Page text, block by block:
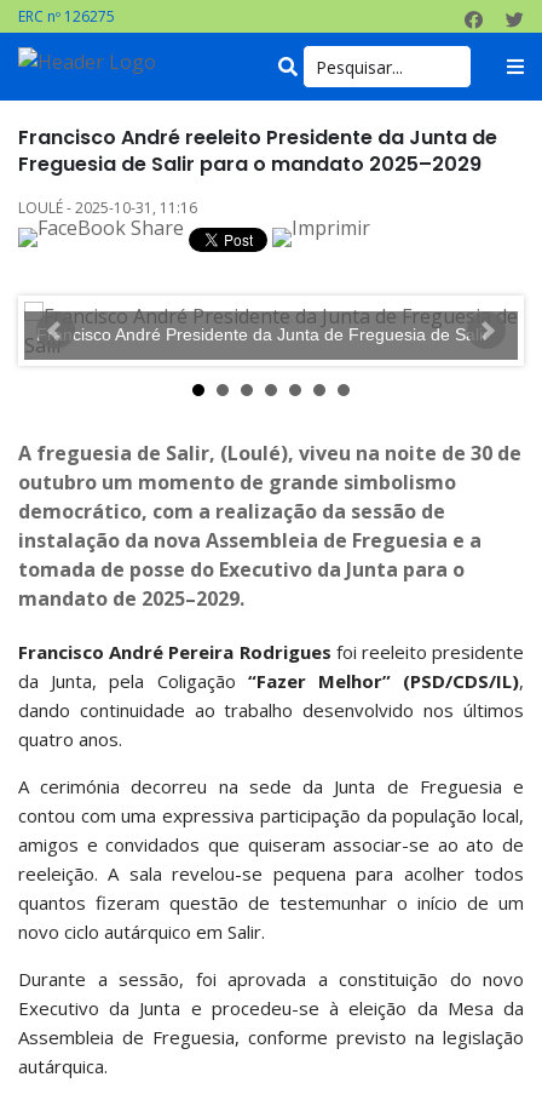
ERC nº 126275
Francisco André reeleito Presidente da Junta de
Freguesia de Salir para o mandato 2025–2029
LOULÉ - 2025-10-31, 11:16
Francisco André Presidente da Junta de Freguesia de Salir
A freguesia de Salir, (Loulé), viveu na noite de 30 de
outubro um momento de grande simbolismo
democrático, com a realização da sessão de
instalação da nova Assembleia de Freguesia e a
tomada de posse do Executivo da Junta para o
mandato de 2025–2029.
Francisco André Pereira Rodrigues foi reeleito presidente
da Junta, pela Coligação “Fazer Melhor” (PSD/CDS/IL),
dando continuidade ao trabalho desenvolvido nos últimos
quatro anos.
A cerimónia decorreu na sede da Junta de Freguesia e
contou com uma expressiva participação da população local,
amigos e convidados que quiseram associar-se ao ato de
reeleição. A sala revelou-se pequena para acolher todos
quantos fizeram questão de testemunhar o início de um
novo ciclo autárquico em Salir.
Durante a sessão, foi aprovada a constituição do novo
Executivo da Junta e procedeu-se à eleição da Mesa da
Assembleia de Freguesia, conforme previsto na legislação
autárquica.